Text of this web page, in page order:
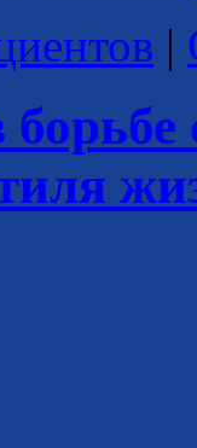
|